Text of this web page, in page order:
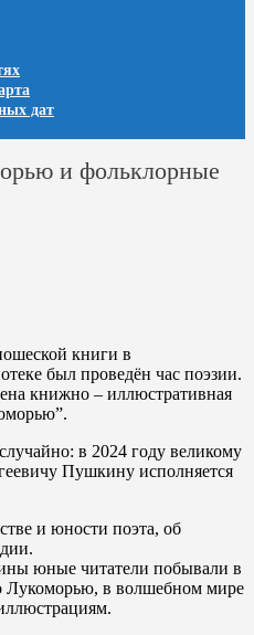
дат
и фольклорные
книги в
был проведён час поэзии.
книжно – иллюстративная
в 2024 году великому
Пушкину исполняется
и юности поэта, об
юные читатели побывали в
Лукоморью, в волшебном мире